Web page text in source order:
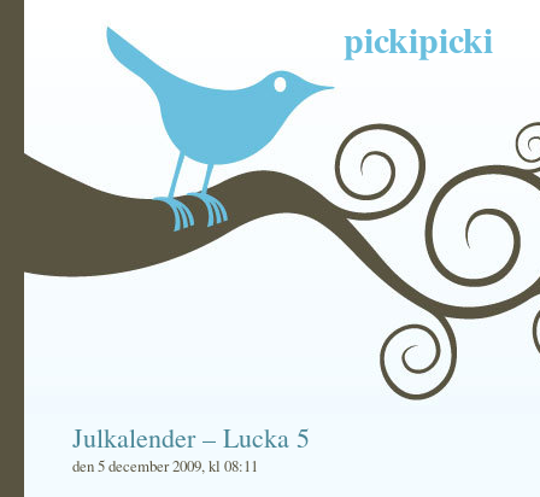
pickipicki
Julkalender – Lucka 5
den 5 december 2009, kl 08:11